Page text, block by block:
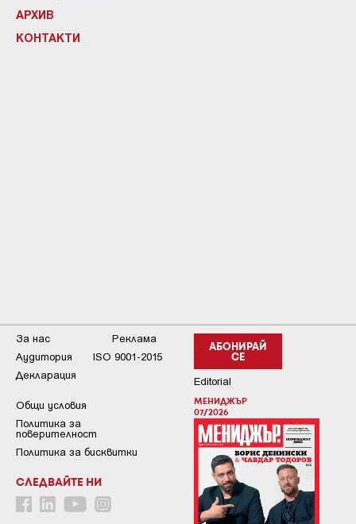
АРХИВ
КОНТАКТИ
АБОНИРАЙ
СЕ
Editorial
МЕНИДЖЪР
07/2026
За нас
Реклама
Аудитория
ISO 9001-2015
Декларация
Общи условия
Пoлитикa зa
пoвepитeлнocт
Политика за бисквитки
СЛЕДВАЙТЕ НИ